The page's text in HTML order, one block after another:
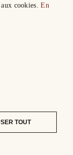
aux cookies.En
TOUT